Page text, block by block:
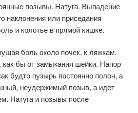
позывы. Натуга. Выпадение
наклонения или приседания
и колотье в прямой кишке.
боль около почек, к ляжкам.
бы от замыкания шейки. Напор
будто пузырь постоянно полон, а
неудер­жимый позыв, а идет
Натуга и позывы после